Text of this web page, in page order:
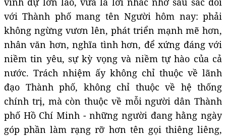
với Thành phố mang tên Người hôm nay: phải
không ngừng vươn lên, phát triển mạnh mẽ hơn,
nhân văn hơn, nghĩa tình hơn, để xứng đáng với
niềm tin yêu, sự kỳ vọng và niềm tự hào của cả
nước. Trách nhiệm ấy không chỉ thuộc về lãnh
đạo Thành phố, không chỉ thuộc về hệ thống
chính trị, mà còn thuộc về mỗi người dân Thành
phố Hồ Chí Minh - những người đang hằng ngày
góp phần làm rạng rỡ hơn tên gọi thiêng liêng,